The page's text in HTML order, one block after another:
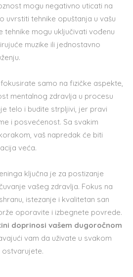
mogu negativno uticati na
uvrstiti tehnike opuštanja u vašu
tehnike mogu uključivati vođenu
muzike ili jednostavno
samo na fizičke aspekte,
mentalnog zdravlja u procesu
telo i budite strpljivi, jer pravi
i posvećenost. Sa svakim
vaš napredak će biti
veća.
ključna je za postizanje
vašeg zdravlja. Fokus na
istezanje i kvalitetan san
oporavite i izbegnete povrede.
doprinosi vašem dugoročnom
vam da uživate u svakom
ostvarujete.